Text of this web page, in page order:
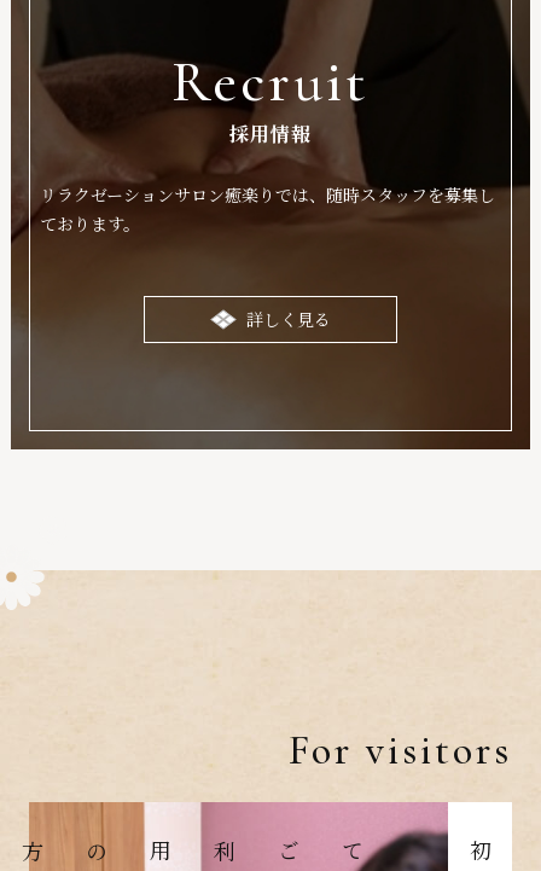
Recruit
採用情報
リラクゼーションサロン癒楽りでは、随時スタッフを募集し
ております。
詳しく見る
For visitors